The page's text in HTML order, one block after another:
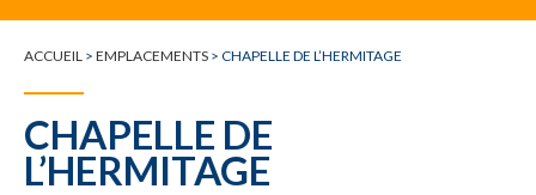
ACCUEIL > EMPLACEMENTS > CHAPELLE DE L’HERMITAGE
CHAPELLE DE
L’HERMITAGE